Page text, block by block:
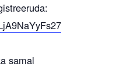
samal